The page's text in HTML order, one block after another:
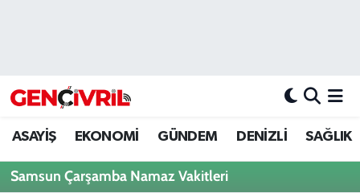
ASAYİŞ EKONOMİ GÜNDEM DENİZLİ SAĞLIK
Samsun Çarşamba Namaz Vakitleri
DENİZLİ
EĞİTİM
EKONOMİ
Merkezefendi Trafik Yoğunluk Haritası
Süper Lig Puan Durumu ve Fikstür
Tüm Manşetler